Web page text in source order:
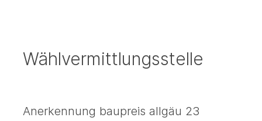
Wählvermittlungsstelle
Anerkennung baupreis allgäu 23